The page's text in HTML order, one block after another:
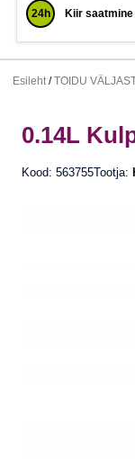
24h Kiir saatmine
Esileht/TOIDU
0.14L
Kood: 563755Tootja: